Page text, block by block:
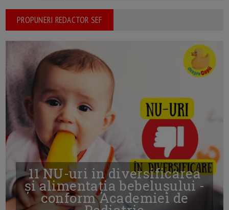
PROPUNERI REDACTOR SEF
11 NU-uri in diversificarea
și alimentația bebelușului -
conform Academiei de